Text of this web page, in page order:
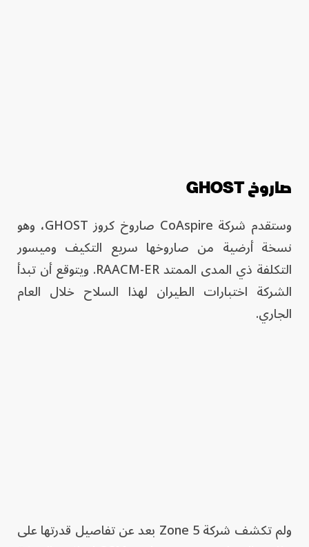
صاروخ GHOST
وستقدم شركة CoAspire صاروخ كروز GHOST، وهو
نسخة أرضية من صاروخها سريع التكيف وميسور
التكلفة ذي المدى الممتد RAACM-ER. ويتوقع أن تبدأ
الشركة اختبارات الطيران لهذا السلاح خلال العام
الجاري.
ولم تكشف شركة Zone 5 بعد عن تفاصيل قدرتها على